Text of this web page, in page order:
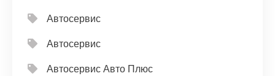
Автосервис
Автосервис
Автосервис Авто Плюс